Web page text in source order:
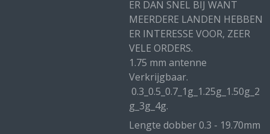
ER DAN SNEL BIJ WANT
MEERDERE LANDEN HEBBEN
ER INTERESSE VOOR, ZEER
VELE ORDERS.
1.75 mm antenne
Verkrijgbaar.
0.3_0.5_0.7_1g_1.25g_1.50g_2
g_3g_4g.
Lengte dobber 0.3 - 19.70mm